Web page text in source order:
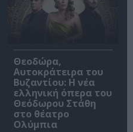
Θεοδώρα,
Αυτοκράτειρα του
Βυζαντίου: Η νέα
ελληνική όπερα του
Θεόδωρου Στάθη
στο θέατρο
Ολύμπια